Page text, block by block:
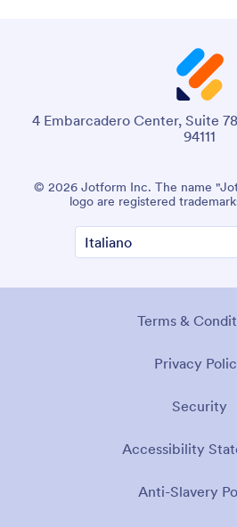
4 Embarcadero Center, Suite
94111
© 2026 Jotform Inc. The name
logo are registered
Terms &
Privacy
Security
Accessibility
Anti-Slavery